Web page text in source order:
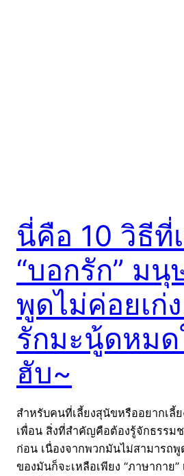
นี่คือ 10 วิธีที่
“บอกรัก” มนุ
พูดไม่ค่อยเก่
รักมะนู้ดหมด
ฮับ~
สำหรับคนที่เลี้ยงสุนัขหรืออยากเลี้
เพื่อน สิ่งที่สำคัญคือต้องรู้จักธรรม
ก่อน เนื่องจากพวกมันไม่สามารถพู
ของมันก็จะเหลือเพียง “ภาษากาย